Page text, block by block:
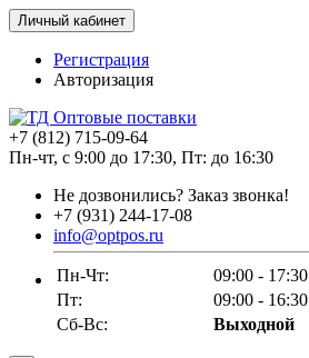
Личный кабинет
Регистрация
Авторизация
+7 (812) 715-09-64
Пн-чт, с 9:00 до 17:30, Пт: до 16:30
Не дозвонились? Заказ звонка!
+7 (931) 244-17-08
info@optpos.ru
Пн-Чт:
09:00 - 17:30
Пт:
09:00 - 16:30
Сб-Вс:
Выходной